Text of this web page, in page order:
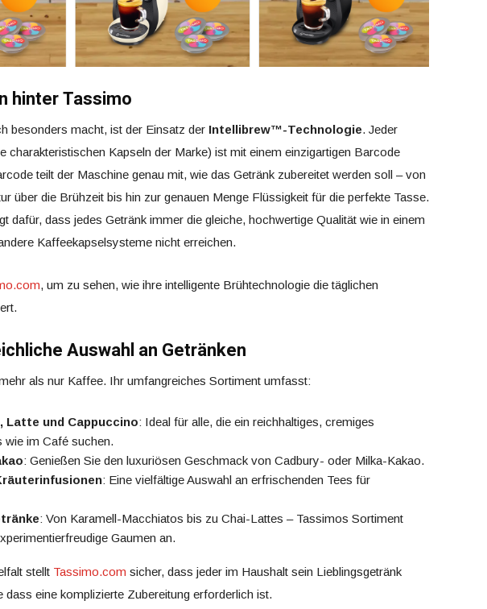
hinter Tassimo
besonders macht, ist der Einsatz der Intellibrew™-Technologie. Jeder
charakteristischen Kapseln der Marke) ist mit einem einzigartigen Barcode
teilt der Maschine genau mit, wie das Getränk zubereitet werden soll – von
über die Brühzeit bis hin zur genauen Menge Flüssigkeit für die perfekte Tasse.
dafür, dass jedes Getränk immer die gleiche, hochwertige Qualität wie in einem
Kaffeekapselsysteme nicht erreichen.
, um zu sehen, wie ihre intelligente Brühtechnologie die täglichen
Auswahl an Getränken
als nur Kaffee. Ihr umfangreiches Sortiment umfasst:
Latte und Cappuccino: Ideal für alle, die ein reichhaltiges, cremiges
wie im Café suchen.
: Genießen Sie den luxuriösen Geschmack von Cadbury- oder Milka-Kakao.
: Eine vielfältige Auswahl an erfrischenden Tees für
: Von Karamell-Macchiatos bis zu Chai-Lattes – Tassimos Sortiment
Gaumen an.
stellt Tassimo.com sicher, dass jeder im Haushalt sein Lieblingsgetränk
dass eine komplizierte Zubereitung erforderlich ist.